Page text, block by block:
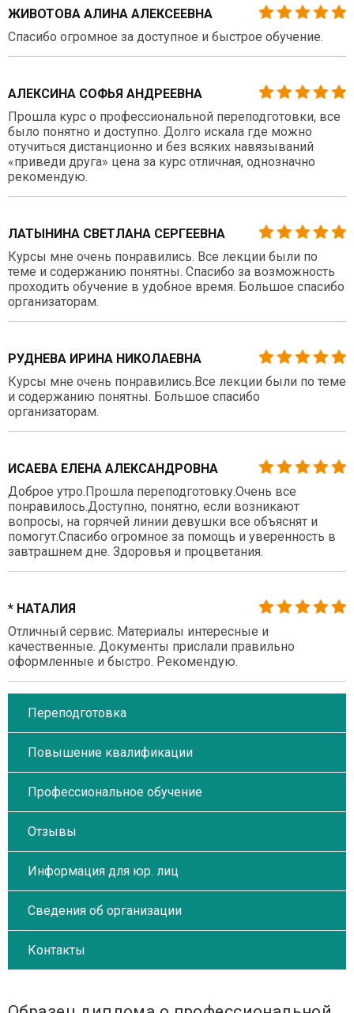
ЖИВОТОВА АЛИНА АЛЕКСЕЕВНА
Спасибо огромное за доступное и быстрое обучение.
АЛЕКСИНА СОФЬЯ АНДРЕЕВНА
Прошла курс о профессиональной переподготовки, все
было понятно и доступно. Долго искала где можно
отучиться дистанционно и без всяких навязываний
«приведи друга» цена за курс отличная, однозначно
рекомендую.
ЛАТЫНИНА СВЕТЛАНА СЕРГЕЕВНА
Курсы мне очень понравились. Все лекции были по
теме и содержанию понятны. Спасибо за возможность
проходить обучение в удобное время. Большое спасибо
организаторам.
РУДНЕВА ИРИНА НИКОЛАЕВНА
Курсы мне очень понравились.Все лекции были по теме
и содержанию понятны. Большое спасибо
организаторам.
ИСАЕВА ЕЛЕНА АЛЕКСАНДРОВНА
Доброе утро.Прошла переподготовку.Очень все
понравилось.Доступно, понятно, если возникают
вопросы, на горячей линии девушки все объяснят и
помогут.Спасибо огромное за помощь и уверенность в
завтрашнем дне. Здоровья и процветания.
* НАТАЛИЯ
Отличный сервис. Материалы интересные и
качественные. Документы прислали правильно
оформленные и быстро. Рекомендую.
Переподготовка
Повышение квалификации
Профессиональное обучение
Отзывы
Информация для юр. лиц
Сведения об организации
Контакты